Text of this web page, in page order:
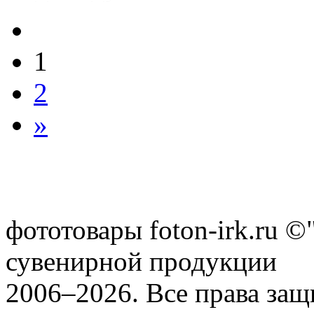
1
2
»
фототовары foton-irk.ru
сувенирной продукции
2006–2026. Все права